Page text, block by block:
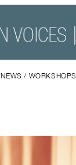
NEWS / WORKSHOPS